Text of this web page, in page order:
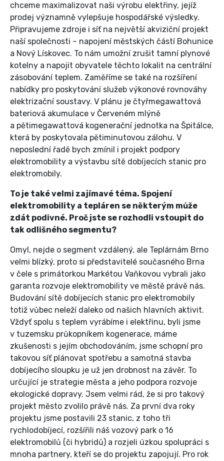
chceme maximalizovat naši výrobu elektřiny, jejíž
prodej významně vylepšuje hospodářské výsledky.
Připravujeme zdroje i síť na největší akviziční projekt
naší společnosti – napojení městských částí Bohunice
a Nový Lískovec. To nám umožní zrušit tamní plynové
kotelny a napojit obyvatele těchto lokalit na centrální
zásobování teplem. Zaměříme se také na rozšíření
nabídky pro poskytování služeb výkonové rovnováhy
elektrizační soustavy. V plánu je čtyřmegawattová
bateriová akumulace v Červeném mlýně
a pětimegawattová kogenerační jednotka na Špitálce,
která by poskytovala pětiminutovou zálohu. V
neposlední řadě bych zmínil i projekt podpory
elektromobility a výstavbu sítě dobíjecích stanic pro
elektromobily.
To je také velmi zajímavé téma. Spojení
elektromobility a tepláren se některým může
zdát podivné. Proč jste se rozhodli vstoupit do
tak odlišného segmentu?
Omyl, nejde o segment vzdálený, ale Teplárnám Brno
velmi blízký, proto si představitelé současného Brna
v čele s primátorkou Markétou Vaňkovou vybrali jako
garanta rozvoje elektromobility ve městě právě nás.
Budování sítě dobíjecích stanic pro elektromobily
totiž vůbec neleží daleko od našich hlavních aktivit.
Vždyť spolu s teplem vyrábíme i elektřinu, byli jsme
v tuzemsku průkopníkem kogenerace, máme
zkušenosti s jejím obchodováním, jsme schopní pro
takovou síť plánovat spotřebu a samotná stavba
dobíjecího sloupku je už jen drobnost na závěr. To
určující je strategie města a jeho podpora rozvoje
ekologické dopravy. Jsem velmi rád, že si pro takový
projekt město zvolilo právě nás. Za první dva roky
projektu jsme postavili 23 stanic, z toho tři
rychlodobíjecí, rozšířili náš vozový park o 16
elektromobilů (či hybridů) a rozjeli úzkou spolupráci s
mnoha partnery, kteří se do projektu zapojují. Pro rok